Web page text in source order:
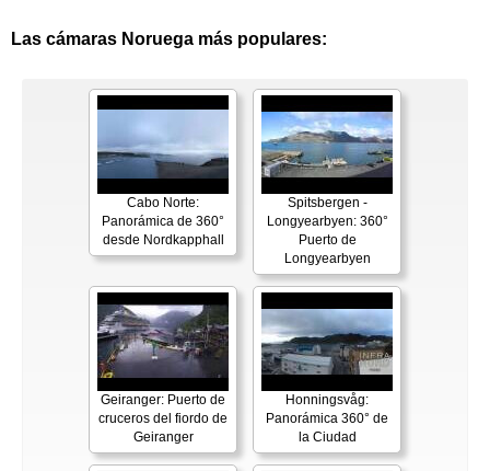
Las cámaras Noruega más populares:
Cabo Norte:
Panorámica de 360°
desde Nordkapphall
Spitsbergen -
Longyearbyen: 360°
Puerto de
Longyearbyen
Geiranger: Puerto de
cruceros del fiordo de
Geiranger
Honningsvåg:
Panorámica 360° de
la Ciudad